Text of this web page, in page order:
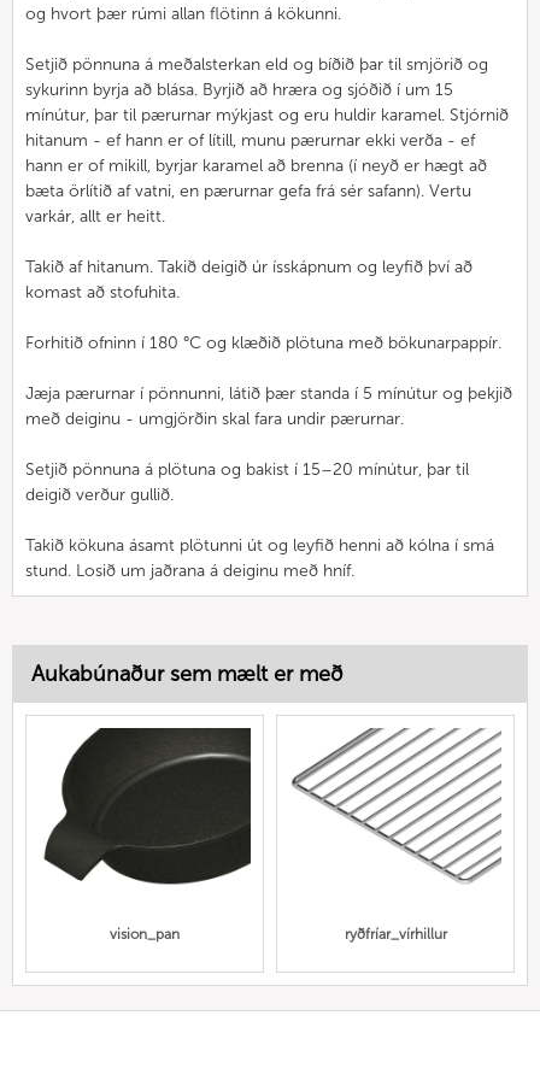
og hvort þær rúmi allan flötinn á kökunni.
Setjið pönnuna á meðalsterkan eld og bíðið þar til smjörið og
sykurinn byrja að blása. Byrjið að hræra og sjóðið í um 15
mínútur, þar til pærurnar mýkjast og eru huldir karamel. Stjórnið
hitanum - ef hann er of lítill, munu pærurnar ekki verða - ef
hann er of mikill, byrjar karamel að brenna (í neyð er hægt að
bæta örlítið af vatni, en pærurnar gefa frá sér safann). Vertu
varkár, allt er heitt.
Takið af hitanum. Takið deigið úr ísskápnum og leyfið því að
komast að stofuhita.
Forhitið ofninn í 180 °C og klæðið plötuna með bökunarpappír.
Jæja pærurnar í pönnunni, látið þær standa í 5 mínútur og þekjið
með deiginu - umgjörðin skal fara undir pærurnar.
Setjið pönnuna á plötuna og bakist í 15–20 mínútur, þar til
deigið verður gullið.
Takið kökuna ásamt plötunni út og leyfið henni að kólna í smá
stund. Losið um jaðrana á deiginu með hníf.
Aukabúnaður sem mælt er með
vision_pan ryðfríar_vírhillur